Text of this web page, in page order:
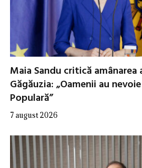
Maia Sandu critică
Găgăuzia: „Oamenii au
Populară”
7 august 2026